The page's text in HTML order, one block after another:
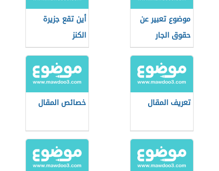
موضوع تعبير عن
حقوق الجار
أين تقع جزيرة
الكنز
تعريف المقال خصائص المقال